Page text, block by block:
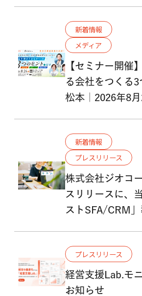
新着情報
メディア
【セミナー開催
る会社をつくる
松本｜2026年8月
新着情報
プレスリリース
株式会社ジオコ
スリリースに、
ストSFA/CRM」
プレスリリース
経営支援Lab.モ
お知らせ